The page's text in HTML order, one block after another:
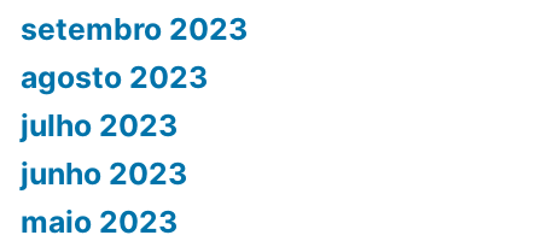
setembro 2023
agosto 2023
julho 2023
junho 2023
maio 2023